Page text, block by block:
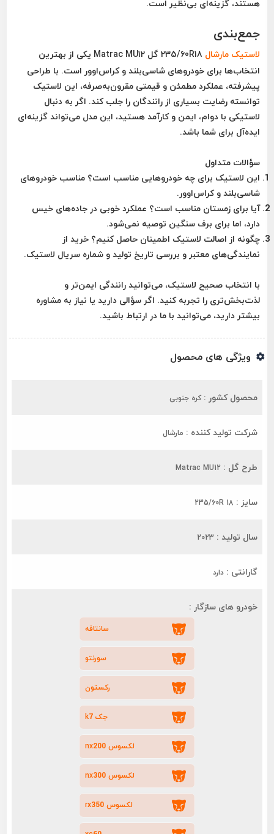
هستند، گزینه‌ای بی‌نظیر است.
جمع‌بندی
لاستیک مارشال
یکی از بهترین
انتخاب‌ها برای خودروهای شاسی‌بلند و کراس‌اوور است. با طراحی
پیشرفته، عملکرد مطمئن و قیمتی مقرون‌به‌صرفه، این لاستیک
توانسته رضایت بسیاری از رانندگان را جلب کند. اگر به دنبال
لاستیکی با دوام، ایمن و کارآمد هستید، این مدل می‌تواند گزینه‌ای
ایده‌آل برای شما باشد.
سؤالات متداول
این لاستیک برای چه خودروهایی مناسب است؟ مناسب خودروهای
شاسی‌بلند و کراس‌اوور.
آیا برای زمستان مناسب است؟ عملکرد خوبی در جاده‌های خیس
دارد، اما برای برف سنگین توصیه نمی‌شود.
چگونه از اصالت لاستیک اطمینان حاصل کنیم؟ خرید از
نمایندگی‌های معتبر و بررسی تاریخ تولید و شماره سریال لاستیک.
با انتخاب صحیح لاستیک، می‌توانید رانندگی ایمن‌تر و
لذت‌بخش‌تری را تجربه کنید. اگر سؤالی دارید یا نیاز به مشاوره
بیشتر دارید، می‌توانید با ما در ارتباط باشید.
ویژگی های محصول
محصول کشور : کره جنوبی
شرکت تولید کننده : مارشال
طرح گل : Matrac MU12
سایز : 235/60R 18
سال تولید : 2023
گارانتی : دارد
خودرو های سازگار :
سانتافه
سورنتو
رکستون
جک k7
لکسوس nx200
لکسوس nx300
لکسوس rx350